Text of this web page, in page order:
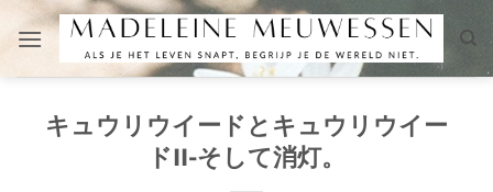
content
キュウリウイードとキュウリウイー
ドII-そして消灯。